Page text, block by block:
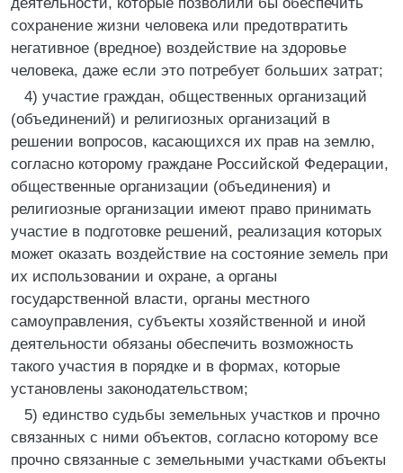
сохранение жизни человека или предотвратить
негативное (вредное) воздействие на здоровье
человека, даже если это потребует больших затрат;
4) участие граждан, общественных организаций
(объединений) и религиозных организаций в
решении вопросов, касающихся их прав на землю,
согласно которому граждане Российской Федерации,
общественные организации (объединения) и
религиозные организации имеют право принимать
участие в подготовке решений, реализация которых
может оказать воздействие на состояние земель при
их использовании и охране, а органы
государственной власти, органы местного
самоуправления, субъекты хозяйственной и иной
деятельности обязаны обеспечить возможность
такого участия в порядке и в формах, которые
установлены законодательством;
5) единство судьбы земельных участков и прочно
связанных с ними объектов, согласно которому все
прочно связанные с земельными участками объекты